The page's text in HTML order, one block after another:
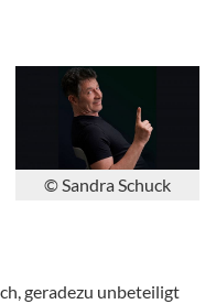
© Sandra Schuck
geradezu unbeteiligt